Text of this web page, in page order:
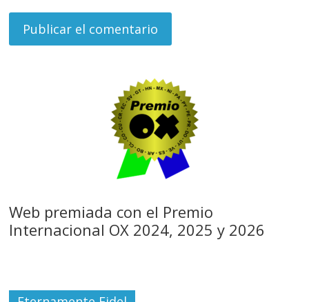
Web premiada con el Premio
Internacional OX 2024, 2025 y 2026